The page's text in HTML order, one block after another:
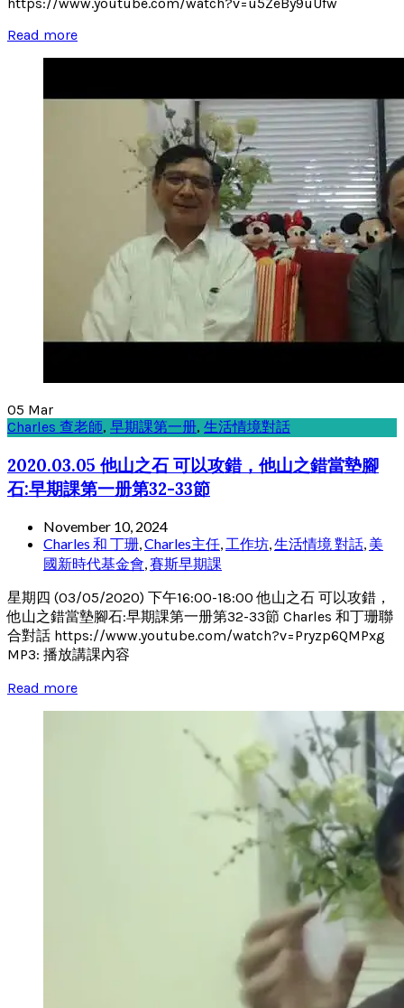
Read more
05 Mar
Charles 查老師, 早期課第一册, 生活情境對話
2020.03.05 他山之石 可以攻錯，他山之錯當墊腳
石:早期課第一册第32-33節
November 10, 2024
Charles 和 丁珊,Charles主任, 工作坊,生活情境 對話, 美
國新時代基金會,賽斯早期課
星期四 (03/05/2020) 下午16:00-18:00 他山之石 可以攻錯，
他山之錯當墊腳石:早期課第一册第32-33節 Charles 和丁珊聯
合對話 https://www.youtube.com/watch?v=Pryzp6QMPxg
MP3: 播放講課內容
Read more